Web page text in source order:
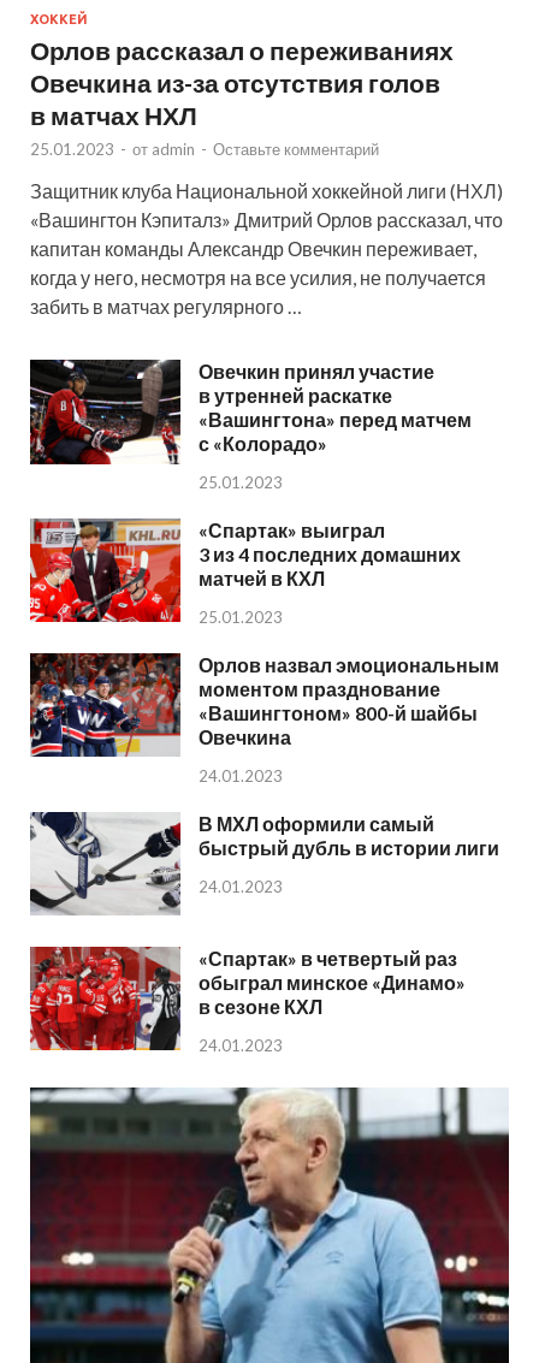
ХОККЕЙ
Орлов рассказал о переживаниях
Овечкина из-за отсутствия голов
в матчах НХЛ
25.01.2023 - от admin - Оставьте комментарий
Защитник клуба Национальной хоккейной лиги (НХЛ)
«Вашингтон Кэпиталз» Дмитрий Орлов рассказал, что
капитан команды Александр Овечкин переживает,
когда у него, несмотря на все усилия, не получается
забить в матчах регулярного …
Овечкин принял участие
в утренней раскатке
«Вашингтона» перед матчем
с «Колорадо»
25.01.2023
«Спартак» выиграл
3 из 4 последних домашних
матчей в КХЛ
25.01.2023
Орлов назвал эмоциональным
моментом празднование
«Вашингтоном» 800-й шайбы
Овечкина
24.01.2023
В МХЛ оформили самый
быстрый дубль в истории лиги
24.01.2023
«Спартак» в четвертый раз
обыграл минское «Динамо»
в сезоне КХЛ
24.01.2023